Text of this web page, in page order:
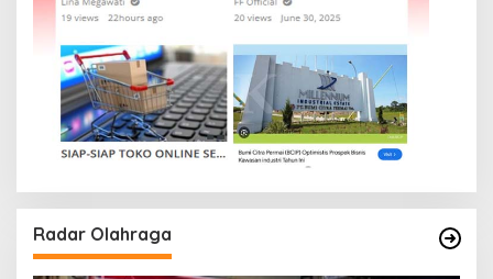
Radar Olahraga